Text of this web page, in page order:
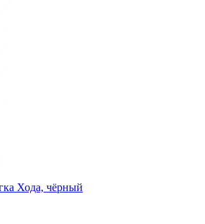
Хода, чёрный